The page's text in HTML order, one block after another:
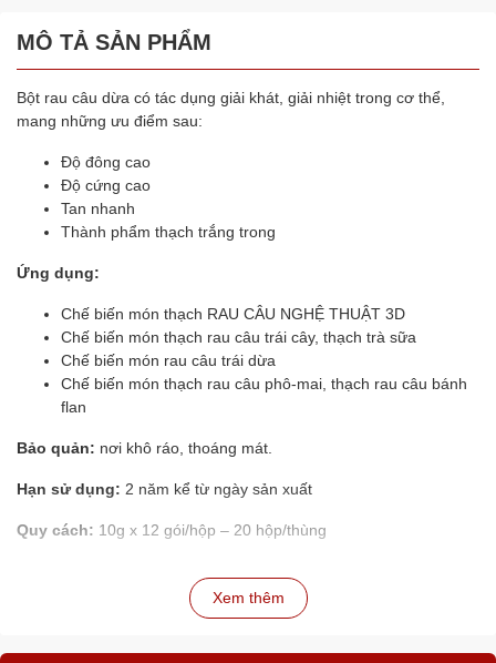
MÔ TẢ SẢN PHẨM
Bột rau câu dừa có tác dụng giải khát, giải nhiệt trong cơ thể,
mang những ưu điểm sau:
Độ đông cao
Độ cứng cao
Tan nhanh
Thành phẩm thạch trắng trong
Ứng dụng:
Chế biến món thạch RAU CÂU NGHỆ THUẬT 3D
Chế biến món thạch rau câu trái cây, thạch trà sữa
Chế biến món rau câu trái dừa
Chế biến món thạch rau câu phô-mai, thạch rau câu bánh
flan
Bảo quản: nơi khô ráo, thoáng mát.
Hạn sử dụng: 2 năm kể từ ngày sản xuất
Quy cách: 10g x 12 gói/hộp – 20 hộp/thùng
Xem thêm